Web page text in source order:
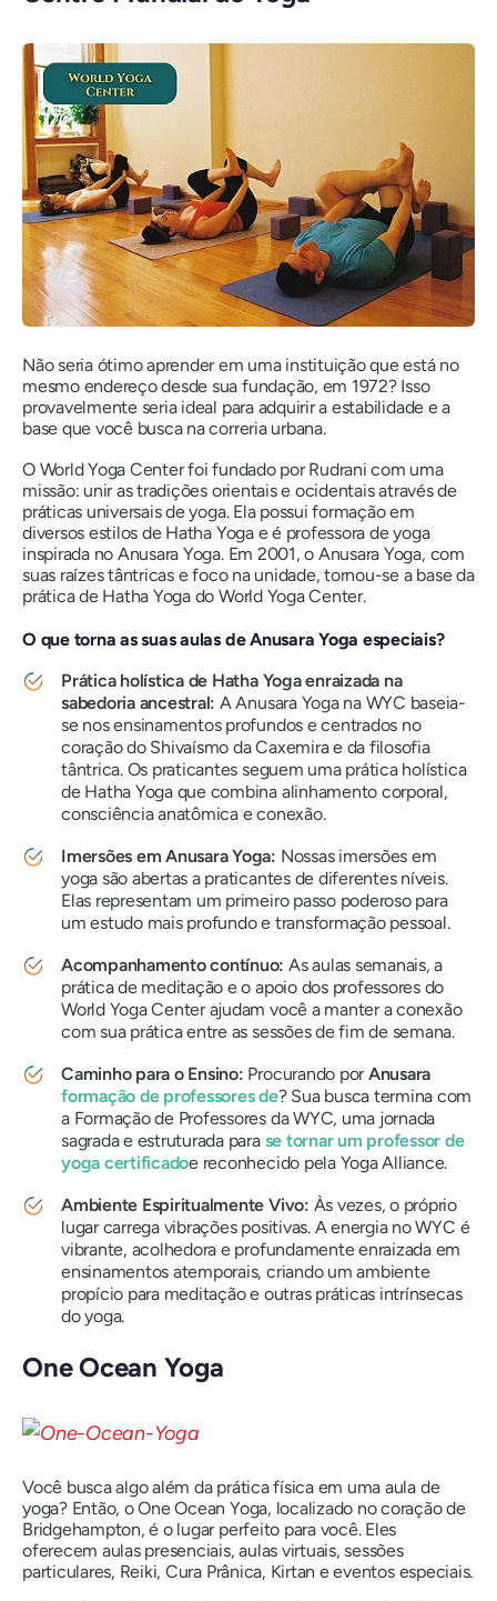
Não seria ótimo aprender em uma instituição que está no
mesmo endereço desde sua fundação, em 1972? Isso
provavelmente seria ideal para adquirir a estabilidade e a
base que você busca na correria urbana.
O World Yoga Center foi fundado por Rudrani com uma
missão: unir as tradições orientais e ocidentais através de
práticas universais de yoga. Ela possui formação em
diversos estilos de Hatha Yoga e é professora de yoga
inspirada no Anusara Yoga. Em 2001, o Anusara Yoga, com
suas raízes tântricas e foco na unidade, tornou-se a base da
prática de Hatha Yoga do World Yoga Center.
O que torna as suas aulas de Anusara Yoga especiais?
Prática holística de Hatha Yoga enraizada na
sabedoria ancestral: A Anusara Yoga na WYC baseia-
se nos ensinamentos profundos e centrados no
coração do Shivaísmo da Caxemira e da filosofia
tântrica. Os praticantes seguem uma prática holística
de Hatha Yoga que combina alinhamento corporal,
consciência anatômica e conexão.
Imersões em Anusara Yoga: Nossas imersões em
yoga são abertas a praticantes de diferentes níveis.
Elas representam um primeiro passo poderoso para
um estudo mais profundo e transformação pessoal.
Acompanhamento contínuo: As aulas semanais, a
prática de meditação e o apoio dos professores do
World Yoga Center ajudam você a manter a conexão
com sua prática entre as sessões de fim de semana.
Caminho para o Ensino: Procurando porAnusara
formação de professores de? Sua busca termina com
a Formação de Professores da WYC, uma jornada
sagrada e estruturada para se tornar um professor de
yoga certificadoe reconhecido pela Yoga Alliance.
Ambiente Espiritualmente Vivo: Às vezes, o próprio
lugar carrega vibrações positivas. A energia no WYC é
vibrante, acolhedora e profundamente enraizada em
ensinamentos atemporais, criando um ambiente
propício para meditação e outras práticas intrínsecas
do yoga.
One Ocean Yoga
Você busca algo além da prática física em uma aula de
yoga? Então, o One Ocean Yoga, localizado no coração de
Bridgehampton, é o lugar perfeito para você. Eles
oferecem aulas presenciais, aulas virtuais, sessões
particulares, Reiki, Cura Prânica, Kirtan e eventos especiais.